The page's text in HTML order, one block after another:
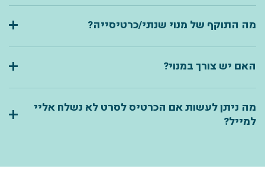
מה התוקף של מנוי שנתי/כרטיסייה?
האם יש צורך במנוי?
מה ניתן לעשות אם הכרטיס לסרט לא נשלח אליי
למייל?